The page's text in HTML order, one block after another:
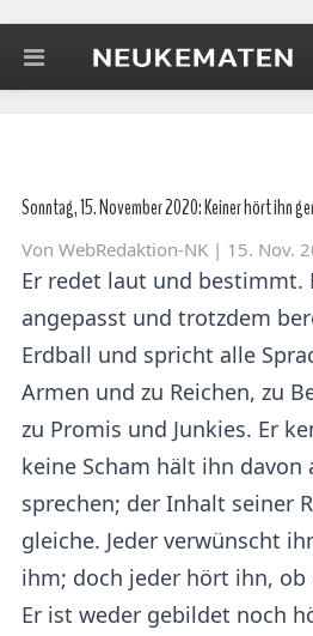
Sonntag, 15. November 2020: Keiner hört ihn
Von WebRedaktion-NK | 15. Nov.
Er redet laut und bestimmt.
angepasst und trotzdem
Erdball und spricht alle
Armen und zu Reichen, zu
zu Promis und Junkies. Er
keine Scham hält ihn davon
sprechen; der Inhalt seiner
gleiche. Jeder verwünscht
ihm; doch jeder hört ihn,
Er ist weder gebildet noch